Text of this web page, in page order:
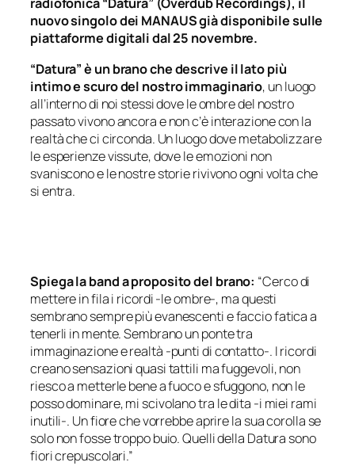
nuovo singolo dei MANAUS già disponibile sulle
piattaforme digitali dal 25 novembre.
“Datura” è un brano che descrive il lato più
intimo e scuro del nostro immaginario, un luogo
all’interno di noi stessi dove le ombre del nostro
passato vivono ancora e non c’è interazione con la
realtà che ci circonda. Un luogo dove metabolizzare
le esperienze vissute, dove le emozioni non
svaniscono e le nostre storie rivivono ogni volta che
si entra.
Spiega la band a proposito del brano: “Cerco di
mettere in fila i ricordi -le ombre-, ma questi
sembrano sempre più evanescenti e faccio fatica a
tenerli in mente. Sembrano un ponte tra
immaginazione e realtà -punti di contatto-. I ricordi
creano sensazioni quasi tattili ma fuggevoli, non
riesco a metterle bene a fuoco e sfuggono, non le
posso dominare, mi scivolano tra le dita -i miei rami
inutili-. Un fiore che vorrebbe aprire la sua corolla se
solo non fosse troppo buio. Quelli della Datura sono
fiori crepuscolari.”